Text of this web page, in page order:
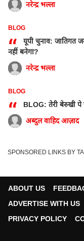
नरेन्द्र भल्ला
BLOG
“
यूपी चुनाव: जातिगत
नहीं बनेगा?
नरेन्द्र भल्ला
BLOG
“
BLOG: तेरी बेरुखी पे
अब्दुल वाहिद आज़ाद
SPONSORED LINKS BY
ABOUT US
ADVERTISE WITH US
PRIVACY POLICY